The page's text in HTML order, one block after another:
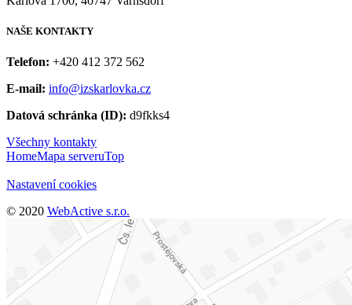
NAŠE KONTAKTY
Telefon: +420 412 372 562
E-mail: info@izskarlovka.cz
Datová schránka (ID): d9fkks4
Všechny kontakty
HomeMapa serveruTop
Nastavení cookies
© 2020 WebActive s.r.o.